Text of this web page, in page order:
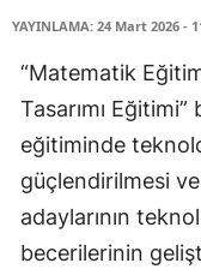
YAYINLAMA: 24 Mart 2026 -
“Matematik
Tasarımı
eğitiminde
güçlendirilmesi
adaylarının
becerilerinin